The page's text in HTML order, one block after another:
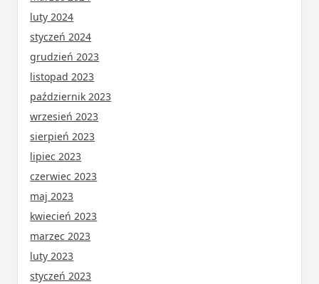
luty 2024
styczeń 2024
grudzień 2023
listopad 2023
październik 2023
wrzesień 2023
sierpień 2023
lipiec 2023
czerwiec 2023
maj 2023
kwiecień 2023
marzec 2023
luty 2023
styczeń 2023